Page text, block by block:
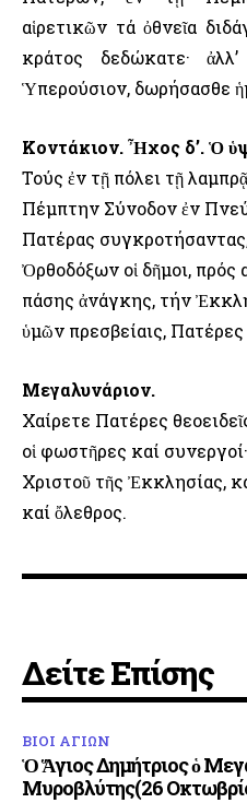
αἱρετικῶν τά ὀθνεῖα
κράτος δεδώκατε·
Ὑπερούσιον, δωρήσασθε
Κοντάκιον. Ἦχος δ’. Ὁ
Τούς ἐν τῇ πόλει τῇ
Πέμπτην Σύνοδον ἐν
Πατέρας
Ὀρθοδόξων οἱ δῆμοι, πρός
πάσης ἀνάγκης, τήν
ὑμῶν πρεσβείαις,
Μεγαλυνάριον.
Χαίρετε Πατέρες
οἱ φωστῆρες καί
Χριστοῦ τῆς Ἐκκλησίας,
καί ὄλεθρος.
Δείτε Επίσης
ΒΙΟΙ ΑΓΙΩΝ
Ὁ Ἅγιος Δημήτριος ὁ
Μυροβλύτης(26